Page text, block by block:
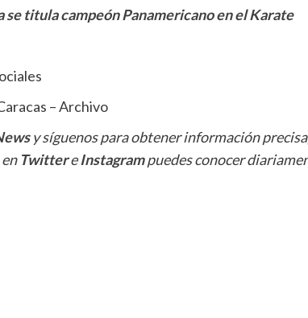
titula campeón Panamericano en el Karate
– Archivo
y síguenos para obtener información
TwittereInstagrampuedes conocer